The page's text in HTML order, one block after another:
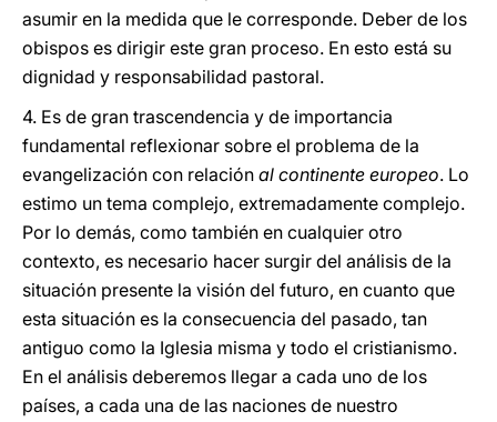
asumir en la medida que le corresponde. Deber de los
obispos es dirigir este gran proceso. En esto está su
dignidad y responsabilidad pastoral.
4. Es de gran trascendencia y de importancia
fundamental reflexionar sobre el problema de la
evangelización con relación al continente europeo. Lo
estimo un tema complejo, extremadamente complejo.
Por lo demás, como también en cualquier otro
contexto, es necesario hacer surgir del análisis de la
situación presente la visión del futuro, en cuanto que
esta situación es la consecuencia del pasado, tan
antiguo como la Iglesia misma y todo el cristianismo.
En el análisis deberemos llegar a cada uno de los
países, a cada una de las naciones de nuestro